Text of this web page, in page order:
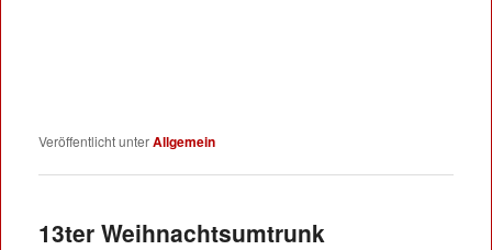
Veröffentlicht unterAllgemein
13ter Weihnachtsumtrunk